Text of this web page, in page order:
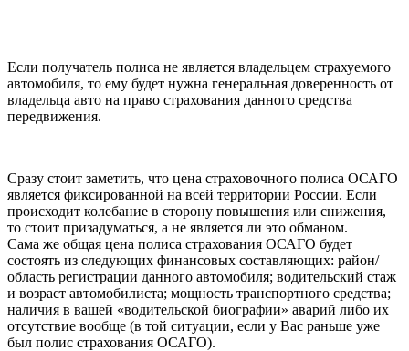
Если получатель полиса не является владельцем страхуемого
автомобиля, то ему будет нужна генеральная доверенность от
владельца авто на право страхования данного средства
передвижения.
Сразу стоит заметить, что цена страховочного полиса ОСАГО
является фиксированной на всей территории России. Если
происходит колебание в сторону повышения или снижения,
то стоит призадуматься, а не является ли это обманом.
Сама же общая цена полиса страхования ОСАГО будет
состоять из следующих финансовых составляющих: район/
область регистрации данного автомобиля; водительский стаж
и возраст автомобилиста; мощность транспортного средства;
наличия в вашей «водительской биографии» аварий либо их
отсутствие вообще (в той ситуации, если у Вас раньше уже
был полис страхования ОСАГО).